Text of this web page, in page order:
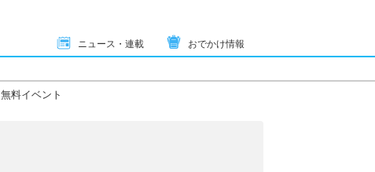
ニュース・連載 おでかけ情報
無料イベント